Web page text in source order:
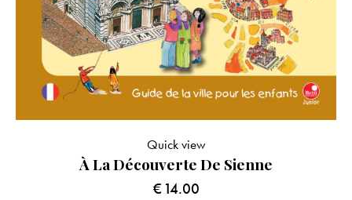
À La Découverte De Sienne
€14.00
Quick view